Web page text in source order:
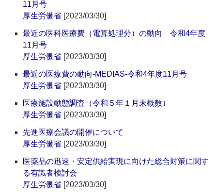
11月号
厚生労働省 [2023/03/30]
最近の医科医療費（電算処理分）の動向 令和4年度
11月号
厚生労働省 [2023/03/30]
最近の医療費の動向-MEDIAS-令和4年度11月号
厚生労働省 [2023/03/30]
医療施設動態調査（令和５年１月末概数）
厚生労働省 [2023/03/30]
先進医療会議の開催について
厚生労働省 [2023/03/30]
医薬品の迅速・安定供給実現に向けた総合対策に関す
る有識者検討会
厚生労働省 [2023/03/30]